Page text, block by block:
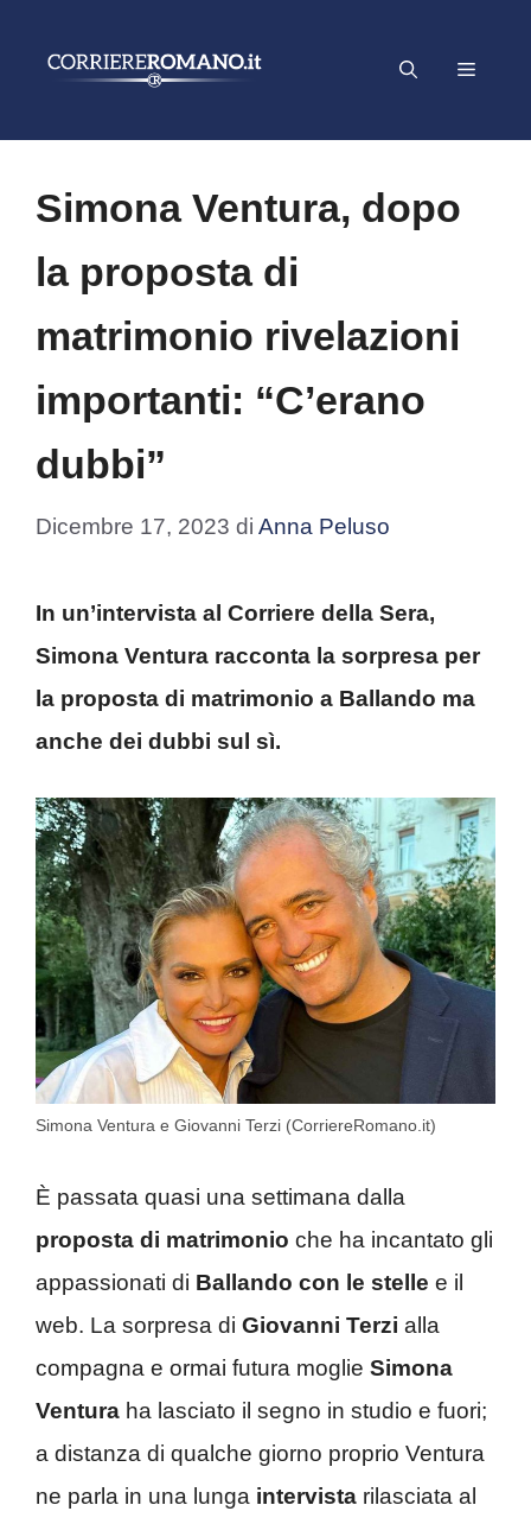
Menu
Simona Ventura, dopo
la proposta di
matrimonio rivelazioni
importanti: “C’erano
dubbi”
Dicembre 17, 2023 di Anna Peluso
In un’intervista al Corriere della Sera,
Simona Ventura racconta la sorpresa per
la proposta di matrimonio a Ballando ma
anche dei dubbi sul sì.
Simona Ventura e Giovanni Terzi (CorriereRomano.it)
È passata quasi una settimana dalla
proposta di matrimonio che ha incantato gli
appassionati di Ballando con le stelle e il
web. La sorpresa di Giovanni Terzi alla
compagna e ormai futura moglie Simona
Ventura ha lasciato il segno in studio e fuori;
a distanza di qualche giorno proprio Ventura
ne parla in una lunga intervista rilasciata al